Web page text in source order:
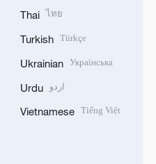
Thai ไทย
Turkish Türkçe
Ukrainian Українська
Urdu اردو
Vietnamese Tiếng Việt